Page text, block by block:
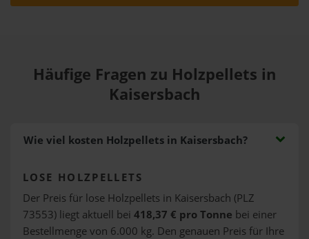
Häufige Fragen zu Holzpellets in
Kaisersbach
Wie viel kosten Holzpellets in Kaisersbach?
LOSE HOLZPELLETS
Der Preis für lose Holzpellets in Kaisersbach (PLZ
73553) liegt aktuell bei 418,37 € pro Tonne bei einer
Bestellmenge von 6.000 kg. Den genauen Preis für Ihre